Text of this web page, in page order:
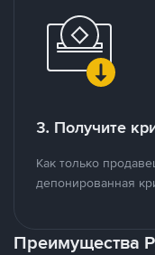
3. Получите
Как только
депонированная
Преимущества